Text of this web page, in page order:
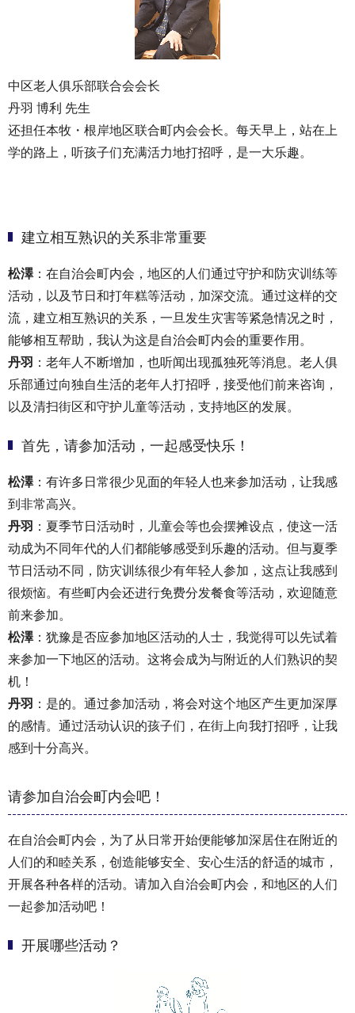
中区老人俱乐部联合会会长
丹羽 博利 先生
还担任本牧・根岸地区联合町内会会长。每天早上，站在上
学的路上，听孩子们充满活力地打招呼，是一大乐趣。
建立相互熟识的关系非常重要
松澤：在自治会町内会，地区的人们通过守护和防灾训练等
活动，以及节日和打年糕等活动，加深交流。通过这样的交
流，建立相互熟识的关系，一旦发生灾害等紧急情况之时，
能够相互帮助，我认为这是自治会町内会的重要作用。
丹羽 ：老年人不断增加，也听闻出现孤独死等消息。老人俱
乐部通过向独自生活的老年人打招呼，接受他们前来咨询，
以及清扫街区和守护儿童等活动，支持地区的发展。
首先，请参加活动，一起感受快乐！
松澤：有许多日常很少见面的年轻人也来参加活动，让我感
到非常高兴。
丹羽 ：夏季节日活动时，儿童会等也会摆摊设点，使这一活
动成为不同年代的人们都能够感受到乐趣的活动。但与夏季
节日活动不同，防灾训练很少有年轻人参加，这点让我感到
很烦恼。有些町内会还进行免费分发餐食等活动，欢迎随意
前来参加。
松澤：犹豫是否应参加地区活动的人士，我觉得可以先试着
来参加一下地区的活动。这将会成为与附近的人们熟识的契
机！
丹羽 ：是的。通过参加活动，将会对这个地区产生更加深厚
的感情。通过活动认识的孩子们，在街上向我打招呼，让我
感到十分高兴。
请参加自治会町内会吧！
在自治会町内会，为了从日常开始便能够加深居住在附近的
人们的和睦关系，创造能够安全、安心生活的舒适的城市，
开展各种各样的活动。请加入自治会町内会，和地区的人们
一起参加活动吧！
开展哪些活动？